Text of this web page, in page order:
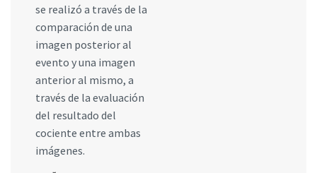
se realizó a través de la
comparación de una
imagen posterior al
evento y una imagen
anterior al mismo, a
través de la evaluación
del resultado del
cociente entre ambas
imágenes.